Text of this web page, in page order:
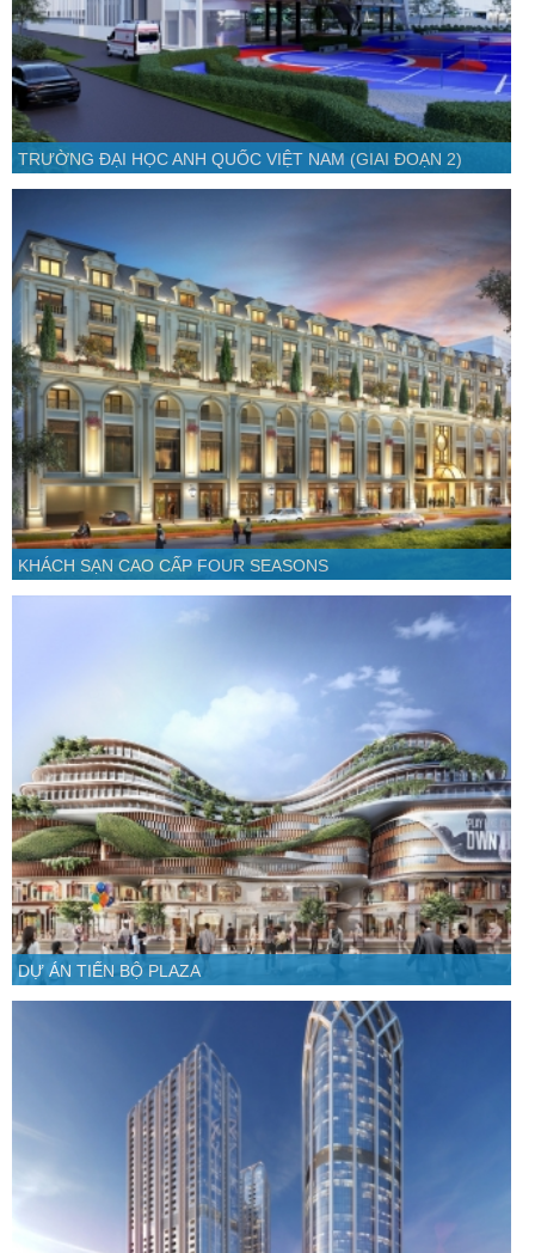
TRƯỜNG ĐẠI HỌC ANH QUỐC VIỆT NAM (GIAI ĐOẠN 2)
KHÁCH SẠN CAO CẤP FOUR SEASONS
DỰ ÁN TIẾN BỘ PLAZA